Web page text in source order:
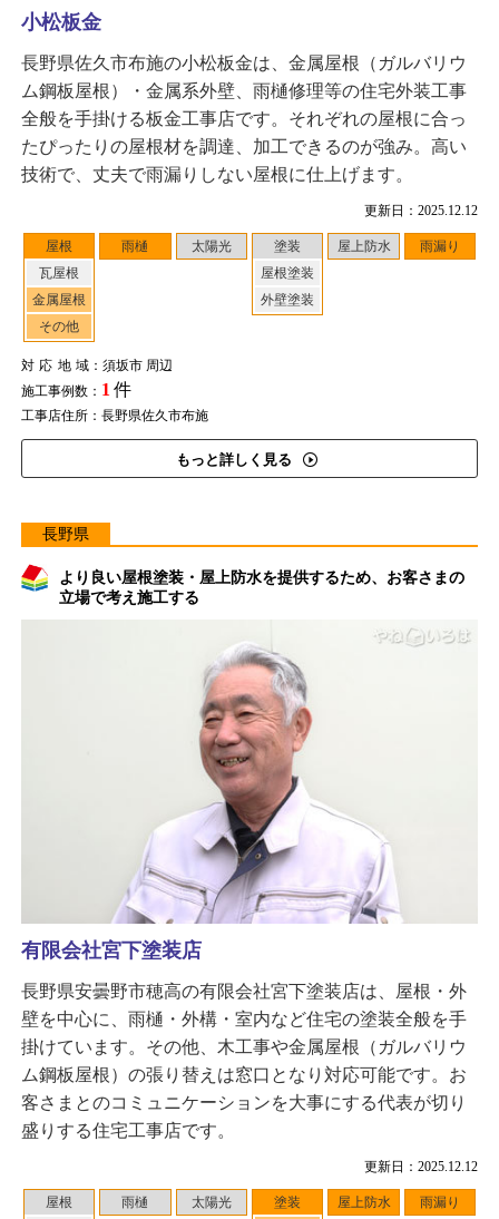
更新日：2025.12.12
屋根
瓦屋根
金属屋根
その他
雨樋 太陽光
塗装
屋根塗装
外壁塗装
屋上防水 雨漏り
対応地域：須坂市 周辺
施工事例数： 1 件
工事店住所：長野県佐久市布施
もっと詳しく見る
小松板金
長野県佐久市布施の小松板金は、金属屋根（ガルバリウ
ム鋼板屋根）・金属系外壁、雨樋修理等の住宅外装工事
全般を手掛ける板金工事店です。それぞれの屋根に合っ
たぴったりの屋根材を調達、加工できるのが強み。高い
技術で、丈夫で雨漏りしない屋根に仕上げます。
長野県
より良い屋根塗装・屋上防水を提供するため、お客さまの
立場で考え施工する
更新日：2025.12.12
屋根
雨樋 太陽光
塗装
屋上防水 雨漏り
有限会社宮下塗装店
長野県安曇野市穂高の有限会社宮下塗装店は、屋根・外
壁を中心に、雨樋・外構・室内など住宅の塗装全般を手
掛けています。その他、木工事や金属屋根（ガルバリウ
ム鋼板屋根）の張り替えは窓口となり対応可能です。お
客さまとのコミュニケーションを大事にする代表が切り
盛りする住宅工事店です。